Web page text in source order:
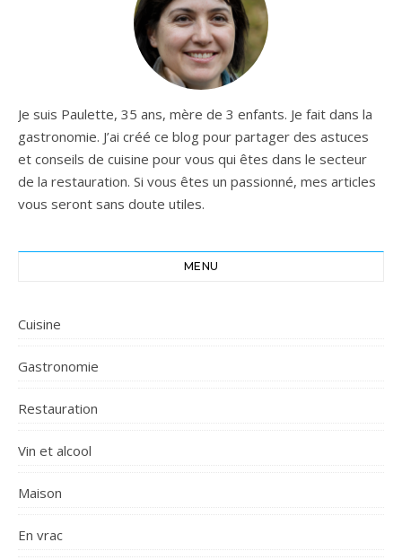
Je suis Paulette, 35 ans, mère de 3 enfants. Je fait dans la
gastronomie. J’ai créé ce blog pour partager des astuces
et conseils de cuisine pour vous qui êtes dans le secteur
de la restauration. Si vous êtes un passionné, mes articles
vous seront sans doute utiles.
MENU
Cuisine
Gastronomie
Restauration
Vin et alcool
Maison
En vrac